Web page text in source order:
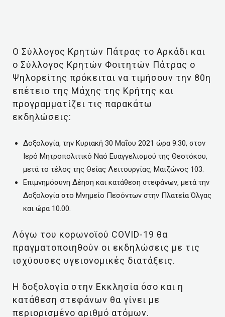
Ο Σύλλογος Κρητών Πάτρας το Αρκάδι και
ο Σύλλογος Κρητών Φοιτητών Πάτρας ο
Ψηλορείτης πρόκειται να τιμήσουν την 80η
επέτειο της Μάχης της Κρήτης και
προγραμματίζει τις παρακάτω
εκδηλώσεις:
Δοξολογία, την Κυριακή 30 Μαΐου 2021 ώρα 9.30, στον
Ιερό Μητροπολιτικό Ναό Ευαγγελισμού της Θεοτόκου,
μετά το τέλος της Θείας Λειτουργίας, Μαιζώνος 103.
Επιμνημόσυνη Δέηση και κατάθεση στεφάνων, μετά την
Δοξολογία στο Μνημείο Πεσόντων στην Πλατεία Όλγας
και ώρα 10.00.
Λόγω του κορωνοϊού COVID-19 θα
πραγματοποιηθούν οι εκδηλώσεις με τις
ισχύουσες υγειονομικές διατάξεις.
Η δοξολογία στην Εκκλησία όσο και η
κατάθεση στεφάνων θα γίνει με
περιορισμένο αριθμό ατόμων.